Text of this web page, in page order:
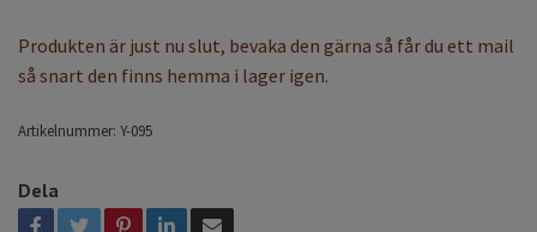
Produkten är just nu slut, bevaka den gärna så får du ett mail
så snart den finns hemma i lager igen.
Artikelnummer: Y-095
Dela